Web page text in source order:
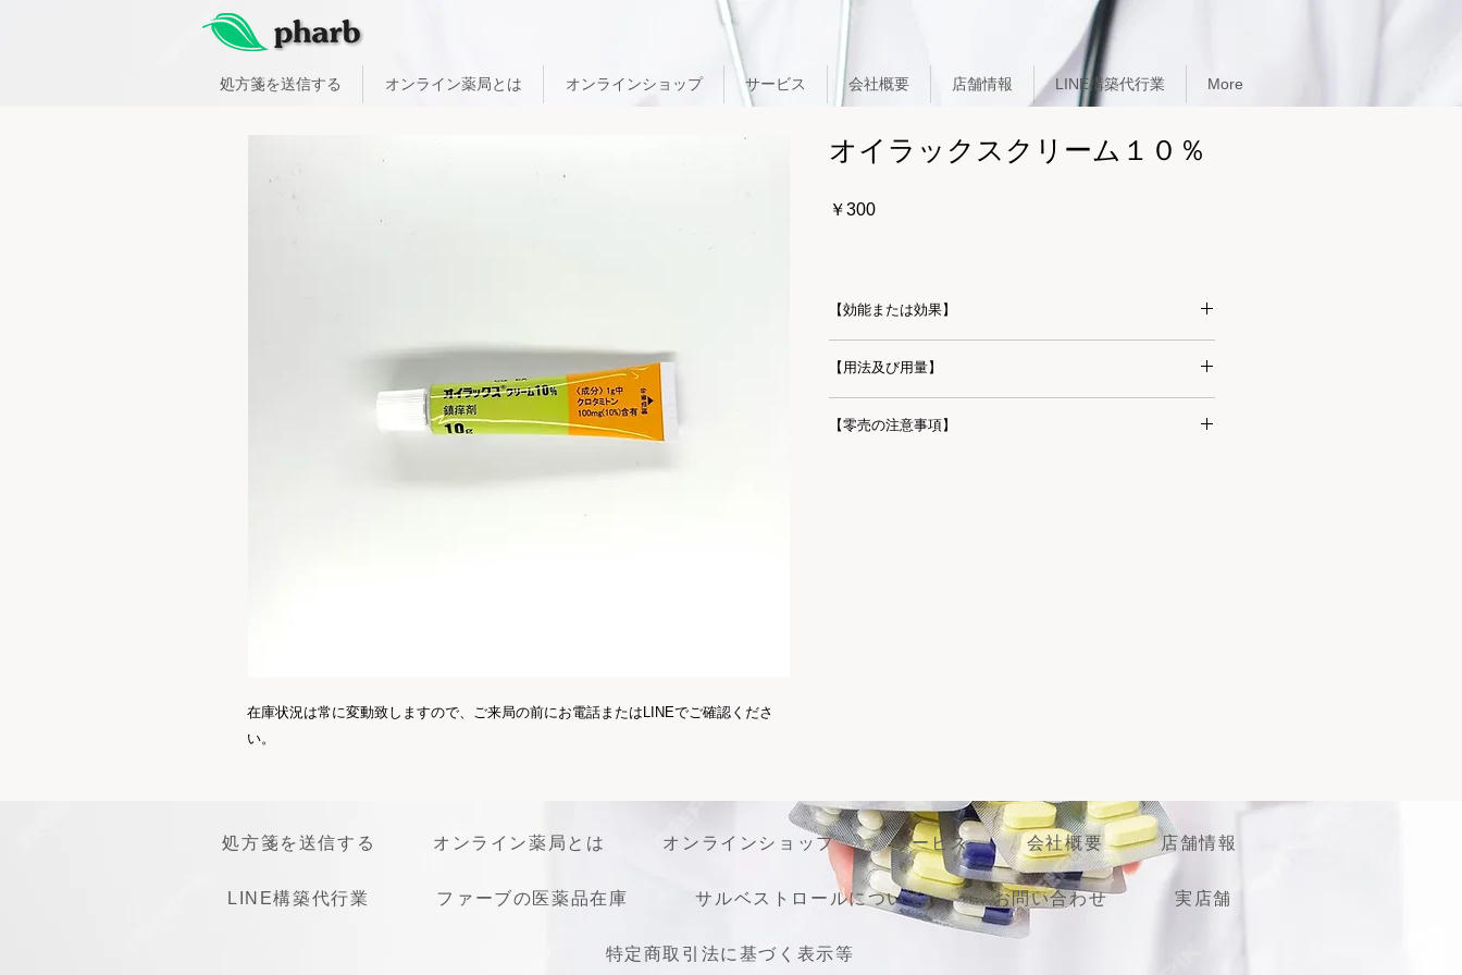
処方箋を送信する オンライン薬局とは オンラインショップ サービス 会社概要 店舗情報 LINE構築代行業 More
在庫状況は常に変動致しますので、ご来局の前にお電話またはLINEでご確認くださ
い。
オイラックスクリーム１０％
￥300価
【効能または効果】
ロフルス
【用法及び用量】
る。
【零売の注意事項】
処方箋を送信する オンライン薬局とは オンラインショップ サービス 会社概要 店舗情報
LINE構築代行業 ファーブの医薬品在庫 サルベストロールについて お問い合わせ 実店舗
特定商取引法に基づく表示等